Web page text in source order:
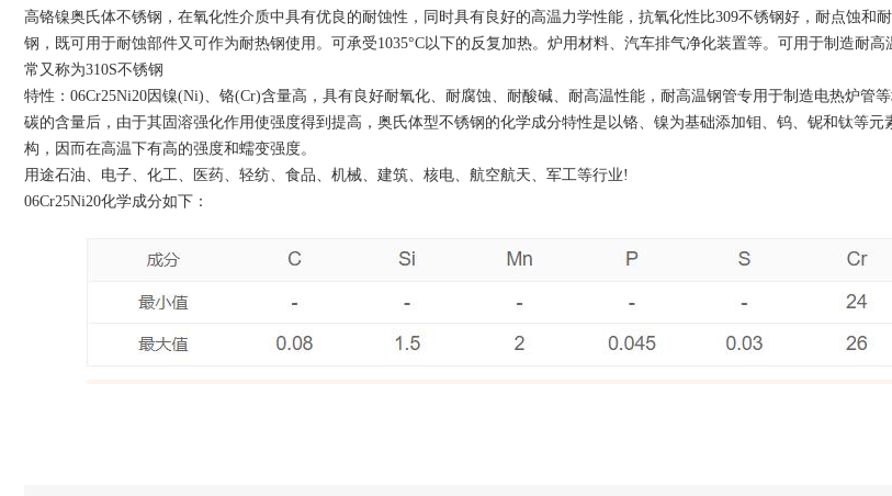
高铬镍奥氏体不锈钢，在氧化性介质中具有优良的耐蚀性，同时具有良好的高温力学性能，抗氧化性比309不锈钢好，耐点蚀和
钢，既可用于耐蚀部件又可作为耐热钢使用。可承受1035°C以下的反复加热。炉用材料、汽车排气净化装置等。可用于制造耐
常又称为310S不锈钢
特性：06Cr25Ni20因镍(Ni)、铬(Cr)含量高，具有良好耐氧化、耐腐蚀、耐酸碱、耐高温性能，耐高温钢管专用于制造电热炉管
碳的含量后，由于其固溶强化作用使强度得到提高，奥氏体型不锈钢的化学成分特性是以铬、镍为基础添加钼、钨、铌和钛等元
构，因而在高温下有高的强度和蠕变强度。
用途石油、电子、化工、医药、轻纺、食品、机械、建筑、核电、航空航天、军工等行业!
06Cr25Ni20化学成分如下：